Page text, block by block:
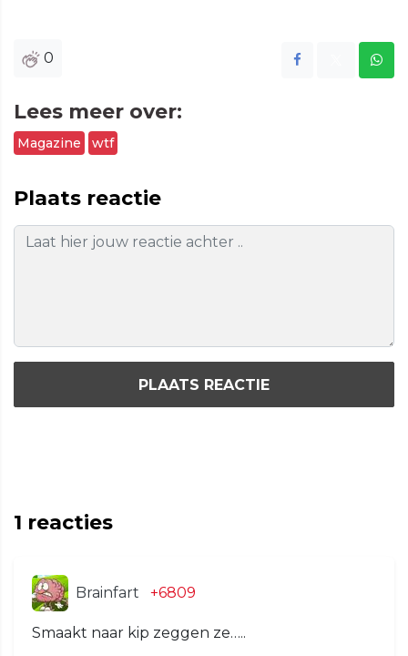
0
Lees meer over:
Magazine wtf
Plaats reactie
PLAATS REACTIE
1 reacties
Brainfart +6809
Smaakt naar kip zeggen ze…..